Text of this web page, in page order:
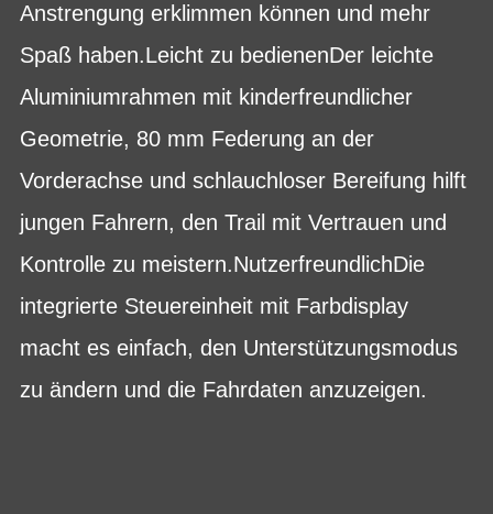
Anstrengung erklimmen können und mehr
Spaß haben.Leicht zu bedienenDer leichte
Aluminiumrahmen mit kinderfreundlicher
Geometrie, 80 mm Federung an der
Vorderachse und schlauchloser Bereifung hilft
jungen Fahrern, den Trail mit Vertrauen und
Kontrolle zu meistern.NutzerfreundlichDie
integrierte Steuereinheit mit Farbdisplay
macht es einfach, den Unterstützungsmodus
zu ändern und die Fahrdaten anzuzeigen.